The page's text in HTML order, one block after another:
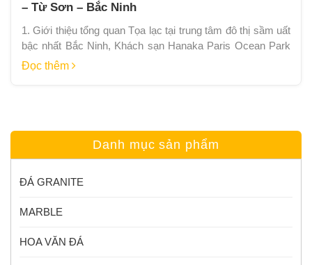
– Từ Sơn – Bắc Ninh
1. Giới thiệu tổng quan Tọa lạc tại trung tâm đô thị sầm uất
bậc nhất Bắc Ninh, Khách sạn Hanaka Paris Ocean Park
Từ Sơn là biểu tượng kiến trúc tân cổ điển hoàng gia đầy
Đọc thêm
Danh mục sản phẩm
ĐÁ GRANITE
MARBLE
HOA VĂN ĐÁ